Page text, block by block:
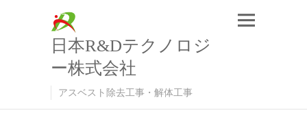
日本R&Dテクノロジ
ー株式会社
アスベスト除去工事・解体工事